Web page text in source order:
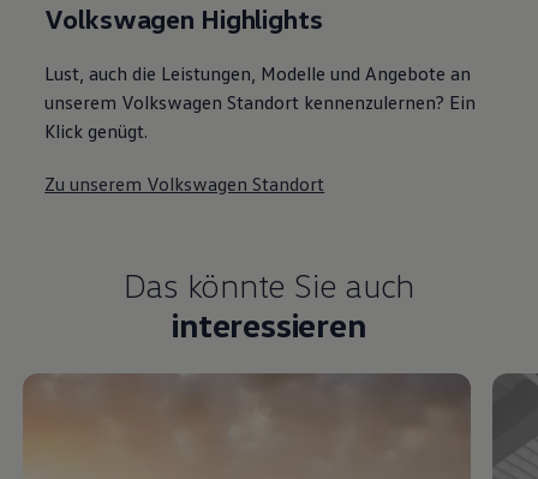
Volkswagen Highlights
Lust, auch die Leistungen, Modelle und Angebote an
unserem Volkswagen Standort kennenzulernen? Ein
Klick genügt.
Zu unserem Volkswagen Standort
Das könnte Sie auch
interessieren